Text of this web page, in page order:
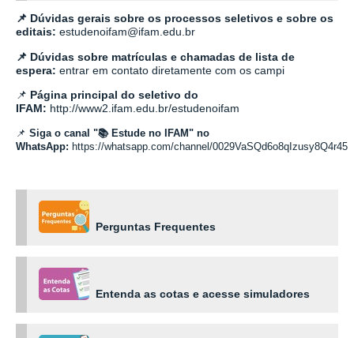
📌 Dúvidas gerais sobre os processos seletivos e sobre os
editais: estudenoifam@ifam.edu.br
📌 Dúvidas sobre matrículas e chamadas de lista de
espera: entrar em contato diretamente com os campi
📌 Página principal do seletivo do
IFAM: http://www2.ifam.edu.br/estudenoifam
📌 Siga o canal "📚 Estude no IFAM" no
WhatsApp: https://whatsapp.com/channel/0029VaSQd6o8qIzusy8Q4r45
Perguntas Frequentes
Entenda as cotas e acesse simuladores